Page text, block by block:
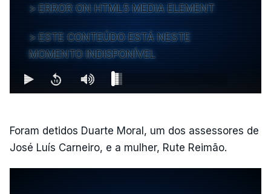
ERROR ON HTML5 MEDIA ELEMENT
ESTE CONTEÚDO ESTÁ NESTE
MOMENTO INDISPONÍVEL
Foram detidos Duarte Moral, um dos assessores de
José Luís Carneiro, e a mulher, Rute Reimão.